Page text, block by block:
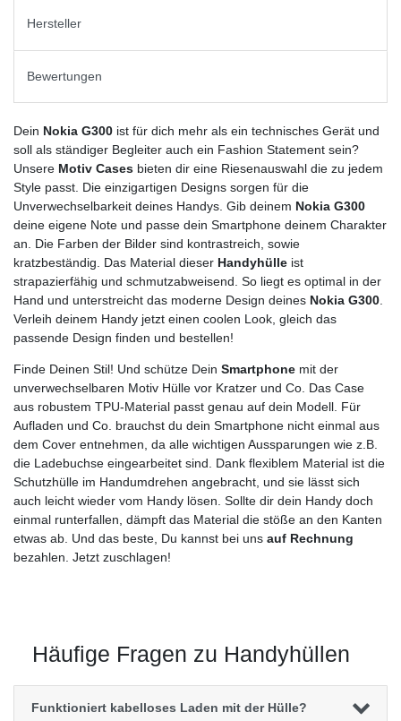
Hersteller
Bewertungen
Dein Nokia G300 ist für dich mehr als ein technisches Gerät und
soll als ständiger Begleiter auch ein Fashion Statement sein?
Unsere Motiv Cases bieten dir eine Riesenauswahl die zu jedem
Style passt. Die einzigartigen Designs sorgen für die
Unverwechselbarkeit deines Handys. Gib deinem Nokia G300
deine eigene Note und passe dein Smartphone deinem Charakter
an. Die Farben der Bilder sind kontrastreich, sowie
kratzbeständig. Das Material dieser Handyhülle ist
strapazierfähig und schmutzabweisend. So liegt es optimal in der
Hand und unterstreicht das moderne Design deines Nokia G300
Verleih deinem Handy jetzt einen coolen Look, gleich das
passende Design finden und bestellen!
Finde Deinen Stil! Und schütze Dein Smartphone mit der
unverwechselbaren Motiv Hülle vor Kratzer und Co. Das Case
aus robustem TPU-Material passt genau auf dein Modell. Für
Aufladen und Co. brauchst du dein Smartphone nicht einmal aus
dem Cover entnehmen, da alle wichtigen Aussparungen wie z.B.
die Ladebuchse eingearbeitet sind. Dank flexiblem Material ist die
Schutzhülle im Handumdrehen angebracht, und sie lässt sich
auch leicht wieder vom Handy lösen. Sollte dir dein Handy doch
einmal runterfallen, dämpft das Material die stöße an den Kanten
etwas ab. Und das beste, Du kannst bei uns auf Rechnung
bezahlen. Jetzt zuschlagen!
Häufige Fragen zu Handyhüllen
Funktioniert kabelloses Laden mit der Hülle?